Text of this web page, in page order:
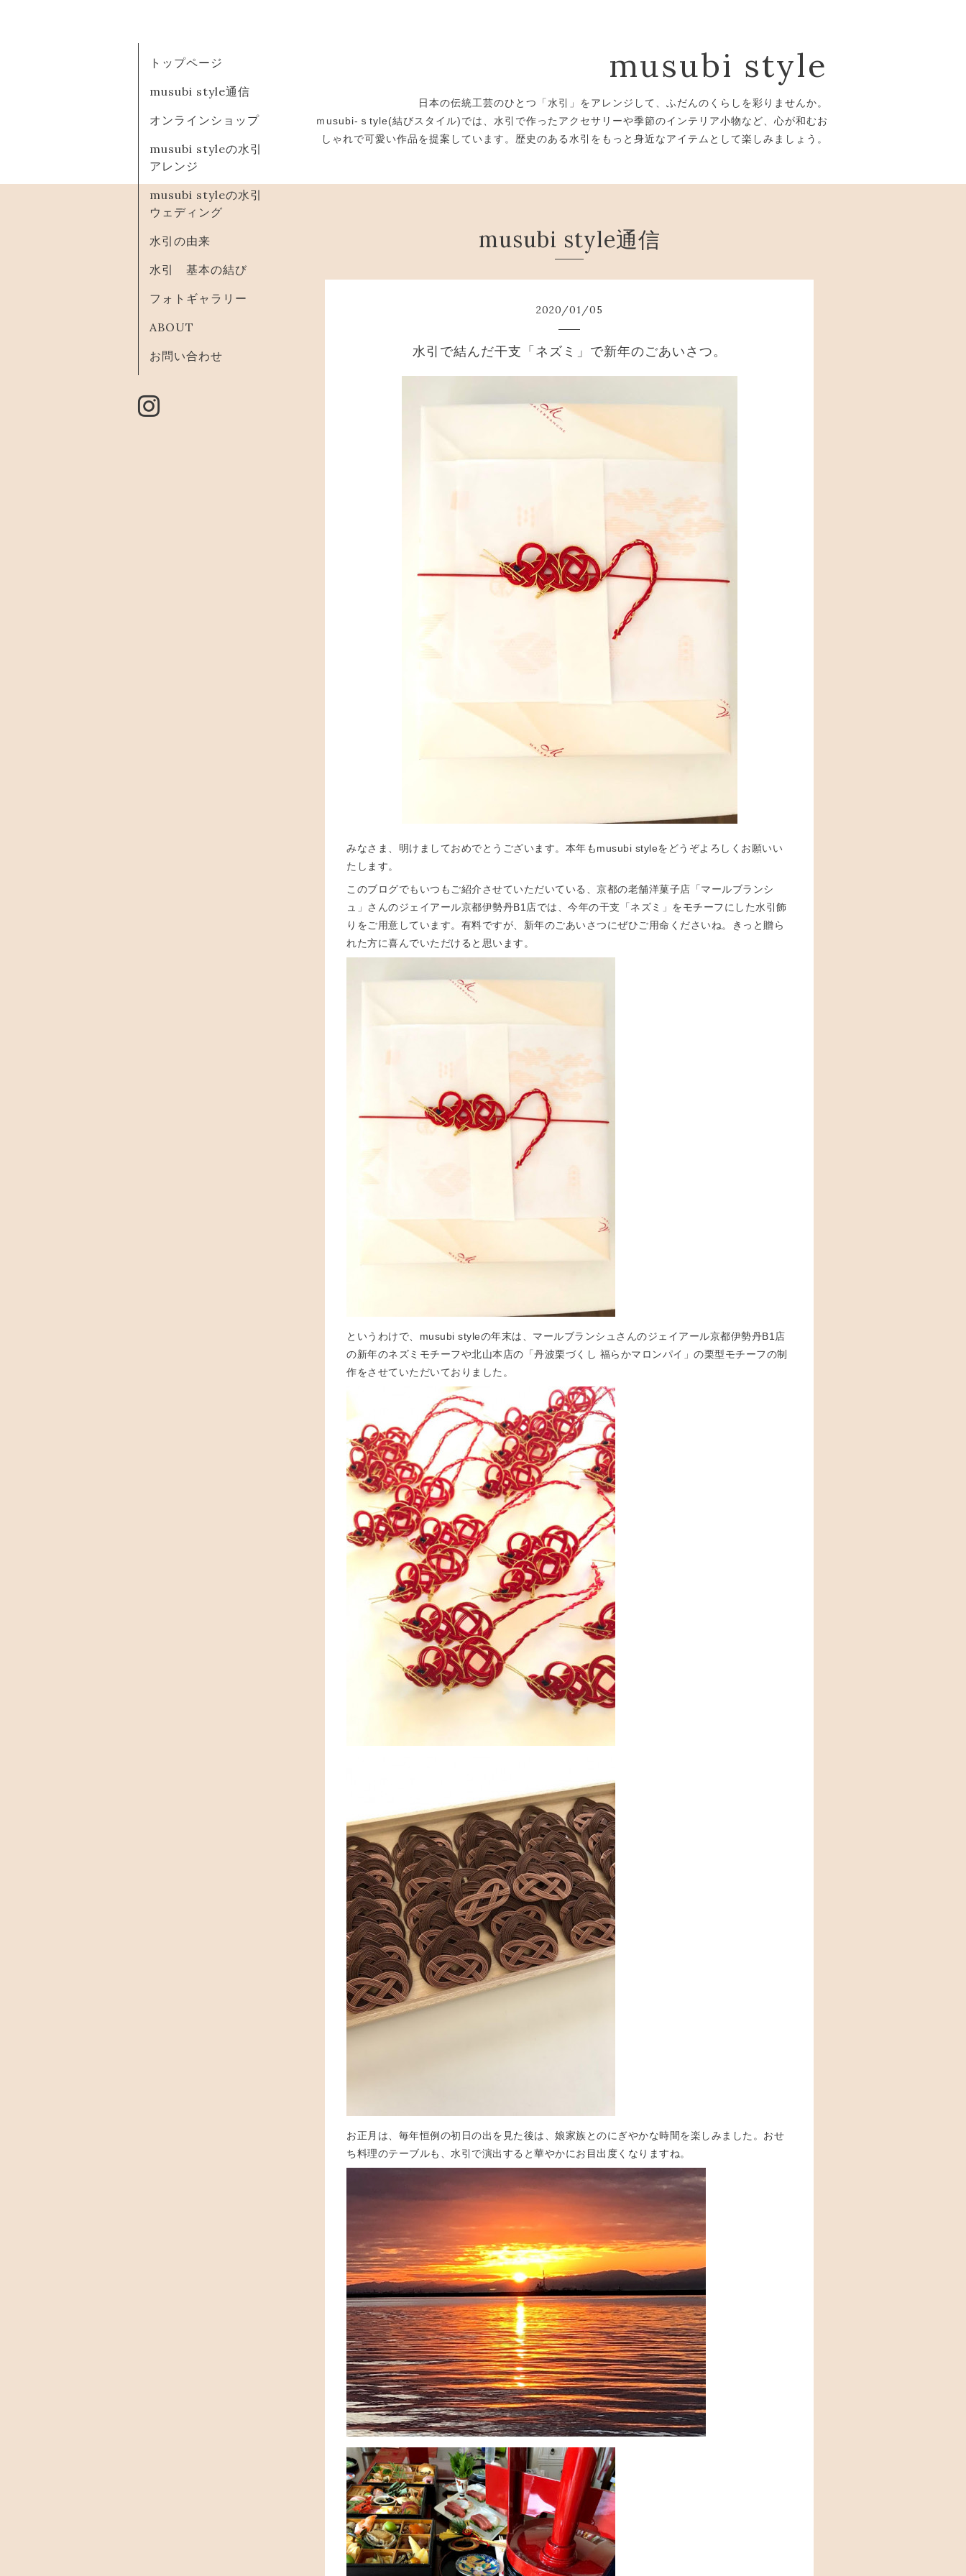
musubi style
日本の伝統工芸のひとつ「水引」をアレンジして、ふだんのくらしを彩りませんか。
ｍusubi-ｓtyle(結びスタイル)では、水引で作ったアクセサリーや季節のインテリア小物など、心が和むお
しゃれで可愛い作品を提案しています。歴史のある水引をもっと身近なアイテムとして楽しみましょう。
トップページ
musubi style通信
オンラインショップ
musubi styleの水引
アレンジ
musubi styleの水引
ウェディング
水引の由来
水引 基本の結び
フォトギャラリー
ABOUT
お問い合わせ
musubi style通信
2020/01/05
水引で結んだ干支「ネズミ」で新年のごあいさつ。
みなさま、明けましておめでとうございます。本年もmusubi styleをどうぞよろしくお願いい
たします。
このブログでもいつもご紹介させていただいている、京都の老舗洋菓子店「マールブランシ
ュ」さんのジェイアール京都伊勢丹B1店では、今年の干支「ネズミ」をモチーフにした水引飾
りをご用意しています。有料ですが、新年のごあいさつにぜひご用命くださいね。きっと贈ら
れた方に喜んでいただけると思います。
というわけで、musubi styleの年末は、マールブランシュさんのジェイアール京都伊勢丹B1店
の新年のネズミモチーフや北山本店の「丹波栗づくし 福らかマロンパイ」の栗型モチーフの制
作をさせていただいておりました。
お正月は、毎年恒例の初日の出を見た後は、娘家族とのにぎやかな時間を楽しみました。おせ
ち料理のテーブルも、水引で演出すると華やかにお目出度くなりますね。